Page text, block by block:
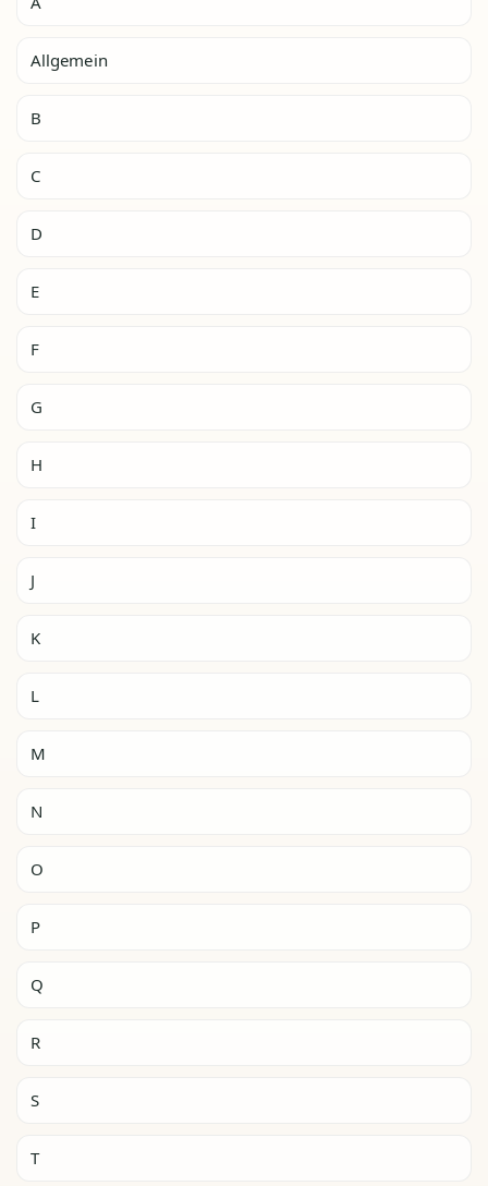
Allgemein
B
C
D
E
F
G
H
I
J
K
L
M
N
O
P
Q
R
S
T